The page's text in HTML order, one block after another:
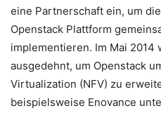
eine Partnerschaft ein, um
Openstack Plattform
implementieren. Im Mai 2014
ausgedehnt, um Openstack
Virtualization (NFV) zu
beispielsweise Enovance